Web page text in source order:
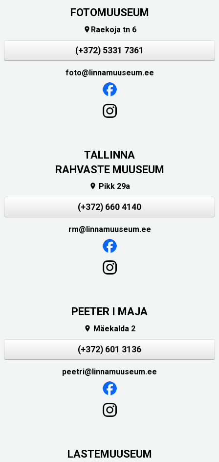
FOTOMUUSEUM
 Raekoja tn 6
(+372) 5331 7361
foto@linnamuuseum.ee
TALLINNA
RAHVASTE MUUSEUM
 Pikk 29a
(+372) 660 4140
rm@linnamuuseum.ee
PEETER I MAJA
 Mäekalda 2
(+372) 601 3136
peetri@linnamuuseum.ee
LASTEMUUSEUM